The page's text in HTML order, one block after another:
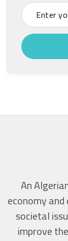
An
economy
societal
improve